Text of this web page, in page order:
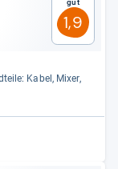
Gut
1,9
Kabel, Mixer,